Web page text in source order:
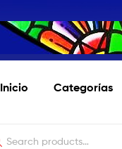
Inicio Categorías